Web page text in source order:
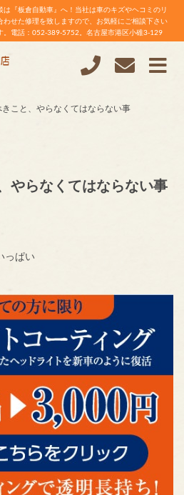
は『板倉自動車』へ！当社は車のキズやヘコミのリ
せた修理を致しますので、お気軽にご相談下さい
。電話：052-389-5752。名古屋市港区小碓3-129
きこと、やらなくてはならない事
やらなくてはならない事
っぱい